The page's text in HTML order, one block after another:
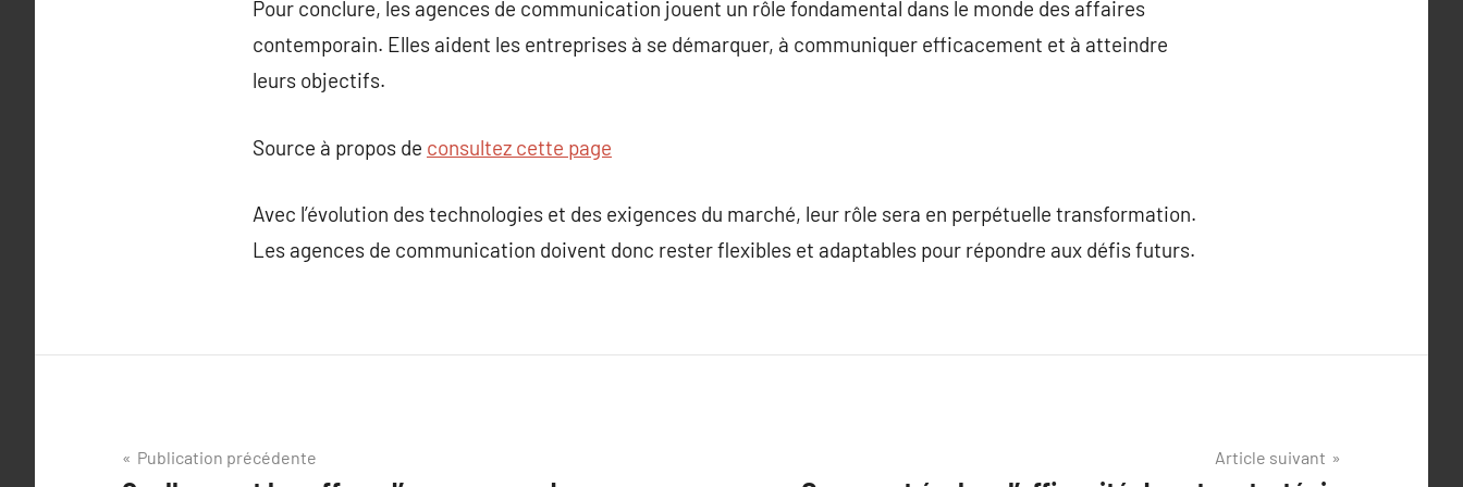
Pour conclure, les agences de communication jouent un rôle fondamental dans le monde des affaires
contemporain. Elles aident les entreprises à se démarquer, à communiquer efficacement et à atteindre
leurs objectifs.
Source à propos de consultez cette page
Avec l’évolution des technologies et des exigences du marché, leur rôle sera en perpétuelle transformation.
Les agences de communication doivent donc rester flexibles et adaptables pour répondre aux défis futurs.
Navigation
Publication précédente Article suivant